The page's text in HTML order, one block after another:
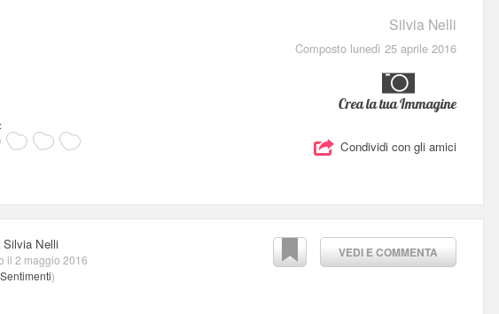
Silvia Nelli
Composto lunedì 25 aprile 2016
Crea la tua Immagine
Condividi con gli amici
VEDI E COMMENTA
Silvia Nelli
il 2 maggio 2016
Sentimenti)